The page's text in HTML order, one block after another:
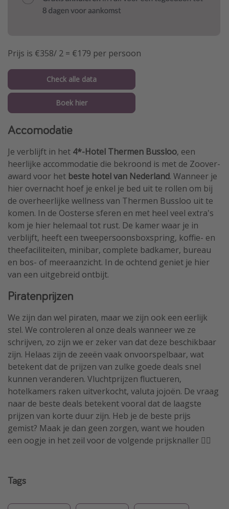
Prijs is €358/ 2 = €179 per persoon
Check alle data
Boek hier
Accomodatie
Je verblijft in het 4*-Hotel Thermen Bussloo, een
heerlijke accommodatie die bekroond is met de Zoover-
award voor het beste hotel van Nederland. Wanneer je
hier overnacht hoef je enkel je bed uit te rollen om bij
de overheerlijke wellness van Thermen Bussloo uit te
komen. In de Oosterse sferen en met heel veel extra's
kom je hier helemaal tot rust. De kamer waar je in
verblijft, heeft een tweepersoonsboxspring, koffie- en
theefaciliteiten, minibar, complete badkamer, bureau
en bos- of meeraanzicht. In de ochtend geniet je hier
van een uitgebreid ontbijt.
Piratenprijzen
We zijn dan wel piraten, maar we zijn ook een eerlijk
stel. We controleren al onze deals wanneer we ze
schrijven, zo zijn we er zeker van dat deze beschikbaar
zijn. Helaas zijn de zeeën vaak onvoorspelbaar, wat
betekent dat de prijzen van zulke goede deals snel
kunnen veranderen. Vluchtprijzen fluctueren,
hotelkamers raken uitverkocht, valuta jojoën. De vraag
naar de beste deals betekent vooral dat de laagste
prijzen van korte duur zijn. Heb je de beste prijs
gemist? Maak je dan geen zorgen, want we houden
een oogje in het zeil voor de volgende prijsknaller 🏴‍☠️
Tags